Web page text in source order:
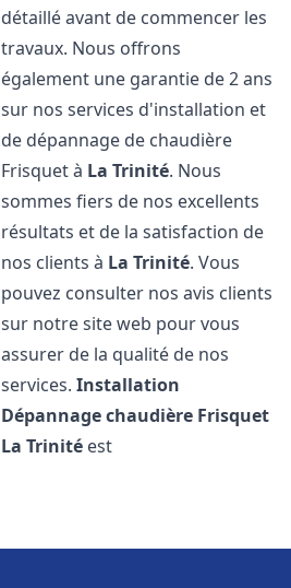
détaillé avant de commencer les
travaux. Nous offrons
également une garantie de 2 ans
sur nos services d'installation et
de dépannage de chaudière
Frisquet à La Trinité. Nous
sommes fiers de nos excellents
résultats et de la satisfaction de
nos clients à La Trinité. Vous
pouvez consulter nos avis clients
sur notre site web pour vous
assurer de la qualité de nos
services.Installation
Dépannage chaudière Frisquet
La Trinité est